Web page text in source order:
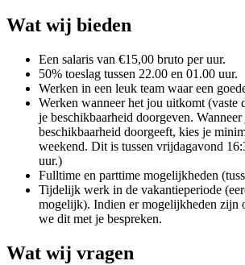
Wat wij bieden
Een salaris van €15,00 bruto per uur.
50% toeslag tussen 22.00 en 01.00 uur.
Werken in een leuk team waar een
Werken wanneer het jou uitkomt (vaste
je beschikbaarheid doorgeven.
beschikbaarheid doorgeeft, kies je
weekend. Dit is tussen vrijdagavond
uur.)
Fulltime en parttime mogelijkheden
Tijdelijk werk in de vakantieperiode
mogelijk). Indien er mogelijkheden zijn
we dit met je bespreken.
Wat wij vragen